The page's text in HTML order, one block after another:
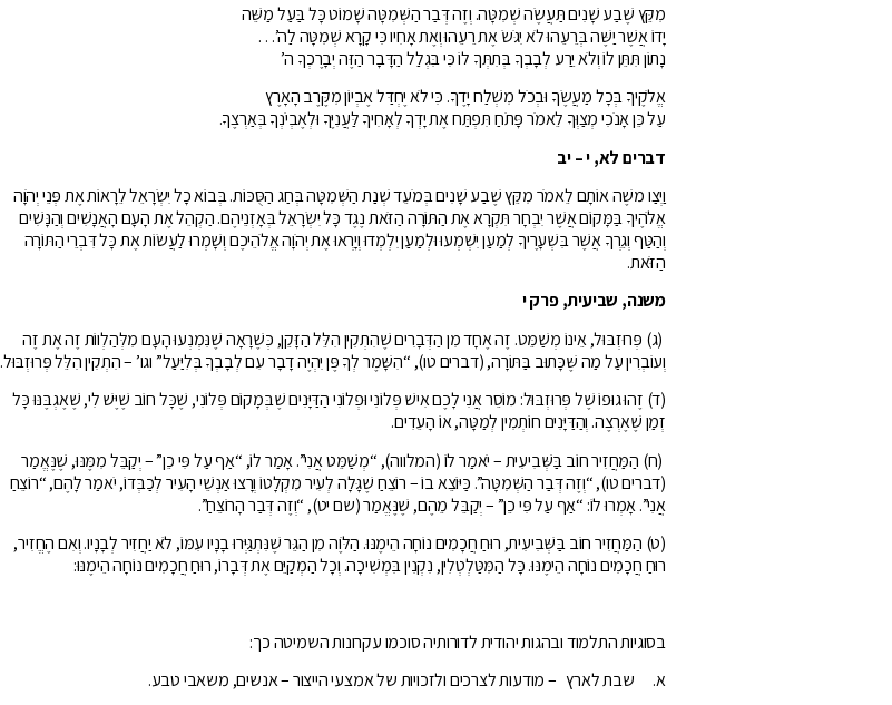
מִקֵּץ שֶׁבַע שָׁנִים תַּעֲשֶׂה שְׁמִטָּה. וְזֶה דְּבַר הַשְּׁמִטָּה שָׁמוֹט כָּל בַּעַל מַשֵּׁה
יָדוֹ אֲשֶׁר יַשֶּׁה בְּרֵעֵהוּ לֹא יִגֹּשׂ אֶת רֵעֵהוּ וְאֶת אָחִיו כִּי קָרָא שְׁמִטָּה לַה’…
נָתוֹן תִּתֵּן לוֹ וְלֹא יֵרַע לְבָבְךָ בְּתִתְּךָ לוֹ כִּי בִּגְלַל הַדָּבָר הַזֶּה יְבָרֶכְךָ ה’
אֱלֹקֶיךָ בְּכָל מַעֲשֶׂךָ וּבְכֹל מִשְׁלַח יָדֶךָ. כִּי לֹא יֶחְדַּל אֶבְיוֹן מִקֶּרֶב הָאָרֶץ
עַל כֵּן אָנֹכִי מְצַוְּךָ לֵאמֹר פָּתֹחַ תִּפְתַּח אֶת יָדְךָ לְאָחִיךָ לַּעֲנִיֶּךָ וּלְאֶבְיֹנְךָ בְּאַרְצֶךָ.
דברים לא, י – יב
וַיְצַו משֶׁה אוֹתָם לֵאמֹר מִקֵּץ שֶׁבַע שָׁנִים בְּמֹעֵד שְׁנַת הַשְּׁמִטָּה בְּחַג הַסֻּכּוֹת. בְּבוֹא כָל יִשְׂרָאֵל לֵרָאוֹת אֶת פְּנֵי יְהֹוָה
אֱלֹהֶיךָ בַּמָּקוֹם אֲשֶׁר יִבְחָר תִּקְרָא אֶת הַתּוֹרָה הַזֹּאת נֶגֶד כָּל יִשְׂרָאֵל בְּאָזְנֵיהֶם. הַקְהֵל אֶת הָעָם הָאֲנָשִׁים וְהַנָּשִׁים
וְהַטַּף וְגֵרְךָ אֲשֶׁר בִּשְׁעָרֶיךָ לְמַעַן יִשְׁמְעוּ וּלְמַעַן יִלְמְדוּ וְיָרְאוּ אֶת יְהֹוָה אֱלֹהֵיכֶם וְשָׁמְרוּ לַעֲשׂוֹת אֶת כָּל דִּבְרֵי הַתּוֹרָה
הַזֹּאת.
משנה, שביעית, פרק י
(ג) פְּרוּזְבּוּל, אֵינוֹ מְשַׁמֵּט. זֶה אֶחָד מִן הַדְּבָרִים שֶׁהִתְקִין הִלֵּל הַזָּקֵן, כְּשֶׁרָאָה שֶׁנִּמְנְעוּ הָעָם מִלְּהַלְווֹת זֶה אֶת זֶה
וְעוֹבְרִין עַל מַה שֶּׁכָּתוּב בַּתּוֹרָה, (דברים טו), “הִשָּׁמֶר לְךָ פֶּן יִהְיֶה דָבָר עִם לְבָבְךָ בְּלִיַּעַל” וגו’ – הִתְקִין הִלֵּל פְּרוּזְבּוּל.
(ד) זֶהוּ גוּפוֹ שֶׁל פְּרוּזְבּוּל: מוֹסֵר אֲנִי לָכֶם אִישׁ פְּלוֹנִי וּפְלוֹנִי הַדַּיָּנִים שֶׁבְּמָקוֹם פְּלוֹנִי, שֶׁכָּל חוֹב שֶׁיֶּשׁ לִי, שֶׁאֶגְבֶּנּוּ כָּל
זְמַן שֶׁאֶרְצֶה. וְהַדַּיָּנִים חוֹתְמִין לְמַטָּה, אוֹ הָעֵדִים.
(ח) הַמַּחֲזִיר חוֹב בַּשְּׁבִיעִית – יֹאמַר לוֹ (המלווה), “מְשַׁמֵּט אֲנִי”. אָמַר לוֹ, “אַף עַל פִּי כֵן” – יְקַבֵּל מִמֶּנּוּ, שֶׁנֶּאֱמַר
(דברים טו), “וְזֶה דְּבַר הַשְּׁמִטָּה”. כַּיּוֹצֵא בוֹ – רוֹצֵחַ שֶׁגָּלָה לְעִיר מִקְלָטוֹ וְרָצוּ אַנְשֵׁי הָעִיר לְכַבְּדוֹ, יֹאמַר לָהֶם, “רוֹצֵחַ
אֲנִי”. אָמְרוּ לוֹ: “אַף עַל פִּי כֵן” – יְקַבֵּל מֵהֶם, שֶׁנֶּאֱמַר (שם יט), “וְזֶה דְּבַר הָרוֹצֵחַ”.
(ט) הַמַּחֲזִיר חוֹב בַּשְּׁבִיעִית, רוּחַ חֲכָמִים נוֹחָה הֵימֶנּוּ. הַלֹּוֶה מִן הַגֵּר שֶׁנִּתְגַּיְּרוּ בָנָיו עִמּוֹ, לֹא יַחֲזִיר לְבָנָיו. וְאִם הֶחֱזִיר,
רוּחַ חֲכָמִים נוֹחָה הֵימֶנּוּ. כָּל הַמִּטַּלְטְלִין, נִקְנִין בִּמְשִׁיכָה. וְכָל הַמְקַיֵּם אֶת דְּבָרוֹ, רוּחַ חֲכָמִים נוֹחָה הֵימֶנּוּ:
בסוגיות התלמוד ובהגות יהודית לדורותיה סוכמו עקרונות השמיטה כך:
א. שבת לארץ – מודעות לצרכים ולזכויות של אמצעי הייצור – אנשים, משאבי טבע.